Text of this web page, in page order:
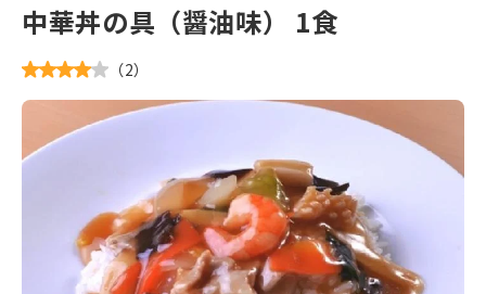
中華丼の具（醤油味） 1食
（2）